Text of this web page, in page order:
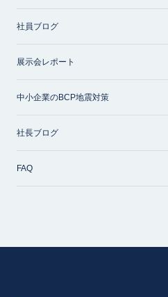
社員ブログ
展示会レポート
中小企業のBCP地震対策
社長ブログ
FAQ